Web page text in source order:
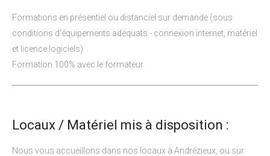
Formations en présentiel ou distanciel sur demande (sous
conditions d'équipements adéquats - connexion internet, matériel
et licence logiciels)
Formation 100% avec le formateur.
Locaux / Matériel mis à disposition :
Nous vous accueillons dans nos locaux à Andrézieux, ou sur